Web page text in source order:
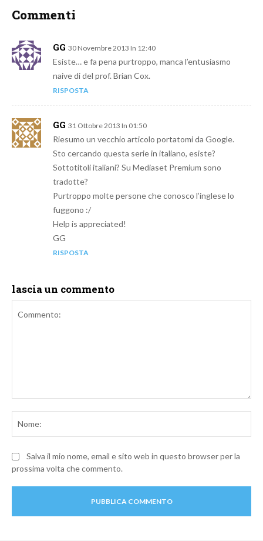
Commenti
GG 30 Novembre 2013 In 12:40
Esiste… e fa pena purtroppo, manca l’entusiasmo
naive di del prof. Brian Cox.
RISPOSTA
GG 31 Ottobre 2013 In 01:50
Riesumo un vecchio articolo portatomi da Google.
Sto cercando questa serie in italiano, esiste?
Sottotitoli italiani? Su Mediaset Premium sono
tradotte?
Purtroppo molte persone che conosco l’inglese lo
fuggono :/
Help is appreciated!
GG
RISPOSTA
lascia un commento
Salva il mio nome, email e sito web in questo browser per la
prossima volta che commento.